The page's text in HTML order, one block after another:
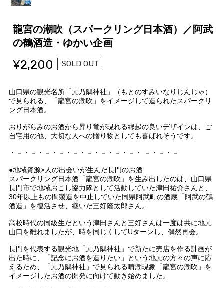
龍宮の潮吹（スパークリング日本酒）／阿武
の鶴酒造・ゆかい企画
¥2,200 SOLD OUT
山口県の観光名所「元乃隅神社」（もとのすみいなりじんじゃ）
で見られる、「龍宮の潮吹」をイメージして造られたスパークリ
ング日本酒。
おりがらみのお酒から昇り竜が現れる縁起の良いデザインは、ご
自宅用の他、大切な人への贈り物としても喜ばれそうです。
・－・－・－・－・－・－・－・－・－・ －・－・－
●地域資源×人の出会いが生んだ長門のお酒
スパークリング日本酒「龍宮の潮吹」を生み出したのは、山口県
長門市で地域おこし協力隊として活動していた津田祐介さんと、
30年以上もの間製造を中止していた同県阿武町の酒蔵「阿武の鶴
酒造」を復活させ、継いだ三好隆太郎さん。
高校時代の同級生だという津田さんと三好さんは一度は共に地元
山口を離れましたが、時を同じくしてUターンし、偶然再会。
長門を代表する観光地「元乃隅神社」で新たに売店を作る計画が
出た時に、「記念にお酒を造りたい」という地元の方々の声に応
えるため、「元乃隅神社」で見られる噴潮現象「龍宮の潮吹」を
イメージしたお酒の開発に向けて動き始めました。